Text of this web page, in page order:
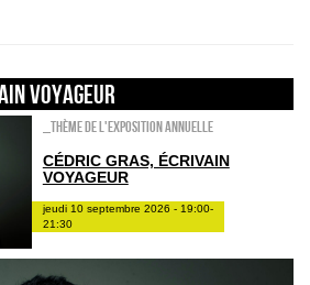
VOYAGEUR
_Thème de l'exposition annuelle
CÉDRIC GRAS, ÉCRIVAIN
VOYAGEUR
jeudi 10 septembre 2026 - 19:00-
21:30